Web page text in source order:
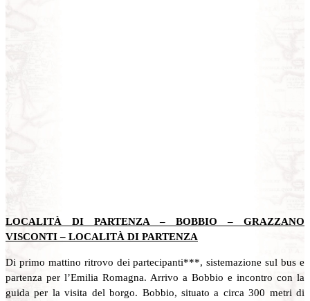
LOCALITÀ DI PARTENZA – BOBBIO – GRAZZANO
VISCONTI – LOCALITÀ DI PARTENZA
Di primo mattino ritrovo dei partecipanti***, sistemazione sul bus e
partenza per l’Emilia Romagna. Arrivo a Bobbio e incontro con la
guida per la visita del borgo. Bobbio, situato a circa 300 metri di